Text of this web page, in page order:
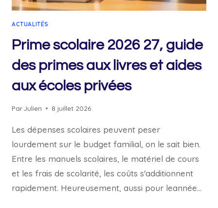
ACTUALITÉS
Prime scolaire 2026 27, guide
des primes aux livres et aides
aux écoles privées
ParJulien 8 juillet 2026
Les dépenses scolaires peuvent peser
lourdement sur le budget familial, on le sait bien.
Entre les manuels scolaires, le matériel de cours
et les frais de scolarité, les coûts s'additionnent
rapidement. Heureusement, aussi pour leannée…